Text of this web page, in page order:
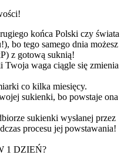
końca Polski czy świata
bo tego samego dnia możesz
z gotową suknią!
Twoja waga ciągle się zmienia
co kilka miesięcy.
sukienki, bo powstaje ona
sukienki wysłanej przez
procesu jej powstawania!
1 DZIEŃ?